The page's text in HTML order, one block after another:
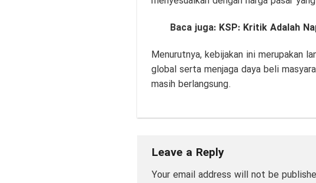
Baca juga: KSP: Kritik Adalah
Menurutnya, kebijakan ini merupakan
global serta menjaga daya beli
masih berlangsung.
Leave a Reply
Your email address will not be